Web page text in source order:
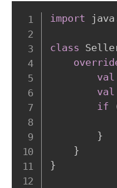
import java
class
val
val
if
}
}
}